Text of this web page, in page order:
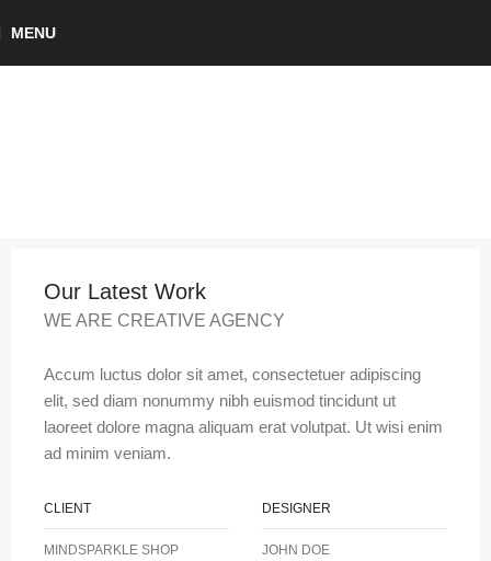
MENU
Our Latest Work
WE ARE CREATIVE AGENCY
Accum luctus dolor sit amet, consectetuer adipiscing
elit, sed diam nonummy nibh euismod tincidunt ut
laoreet dolore magna aliquam erat volutpat. Ut wisi enim
ad minim veniam.
CLIENT
MINDSPARKLE SHOP
DESIGNER
JOHN DOE